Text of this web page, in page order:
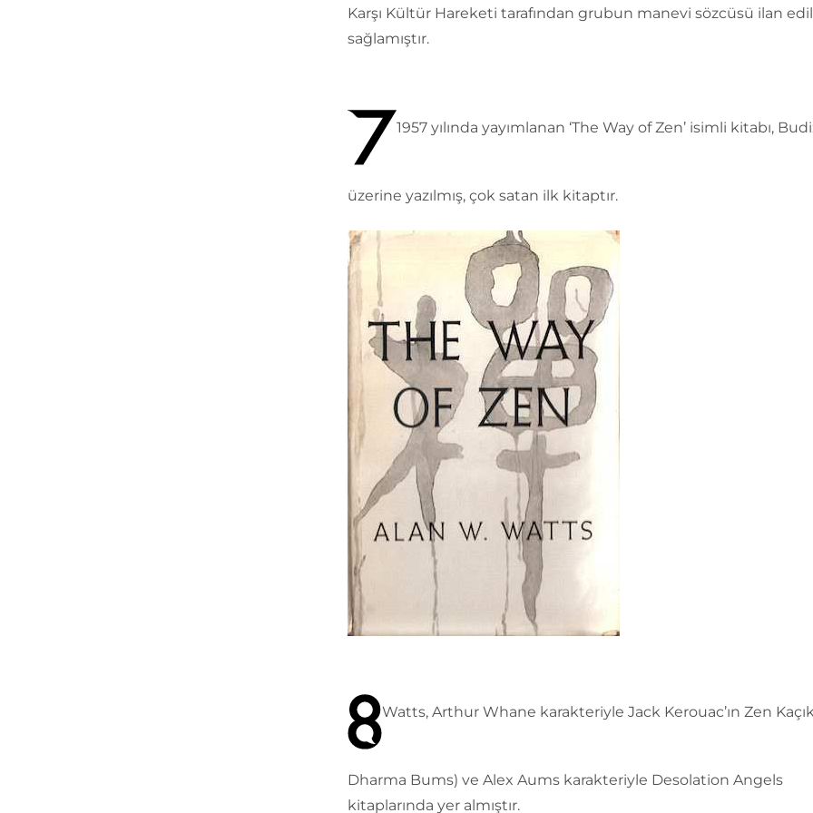
Karşı Kültür Hareketi tarafından grubun manevi sözcüsü ilan
sağlamıştır.
1957 yılında yayımlanan ‘The Way of Zen’ isimli kitabı,
üzerine yazılmış, çok satan ilk kitaptır.
Watts, Arthur Whane karakteriyle Jack Kerouac’ın Zen
Dharma Bums) ve Alex Aums karakteriyle Desolation Angels
kitaplarında yer almıştır.